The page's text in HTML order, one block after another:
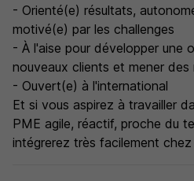
- Orienté(e) résultats,
motivé(e) par les challenges
- À l'aise pour développer une
nouveaux clients et mener des
- Ouvert(e) à l'international
Et si vous aspirez à travailler
PME agile, réactif, proche du
intégrerez très facilement chez